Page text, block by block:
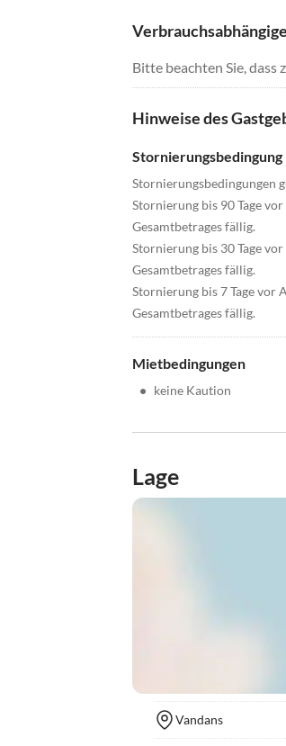
Bitte beachten Sie,
Hinweise des
Stornierungsbedingung
Stornierungsbedingungen
Stornierung bis 90 Tage
Gesamtbetrages fällig.
Stornierung bis 30 Tage
Gesamtbetrages fällig.
Stornierung bis 7 Tage vor
Gesamtbetrages fällig.
Mietbedingungen
• keine Kaution
Lage
Vandans